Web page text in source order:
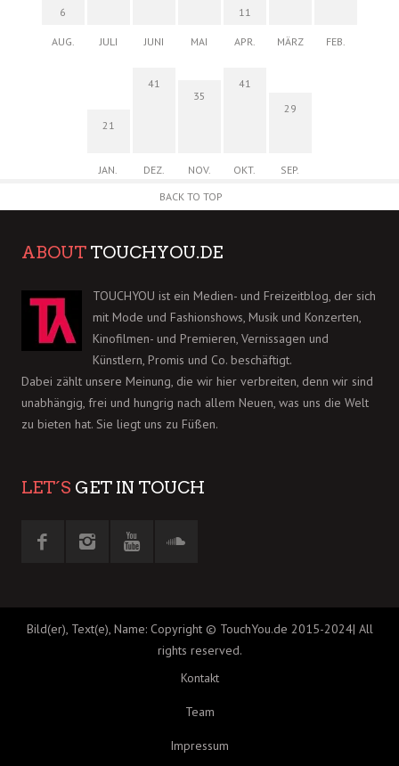
6
AUG. JULI JUNI MAI
11
APR. MÄRZ FEB.
21
JAN.
41
DEZ.
35
NOV.
41
OKT.
29
SEP.
BACK TO TOP
ABOUT TOUCHYOU.DE
TOUCHYOU ist ein Medien- und Freizeitblog, der sich
mit Mode und Fashionshows, Musik und Konzerten,
Kinofilmen- und Premieren, Vernissagen und
Künstlern, Promis und Co. beschäftigt.
Dabei zählt unsere Meinung, die wir hier verbreiten, denn wir sind
unabhängig, frei und hungrig nach allem Neuen, was uns die Welt
zu bieten hat. Sie liegt uns zu Füßen.
LET´S GET IN TOUCH
Bild(er), Text(e), Name: Copyright © TouchYou.de 2015-2024| All
rights reserved.
Kontakt
Team
Impressum